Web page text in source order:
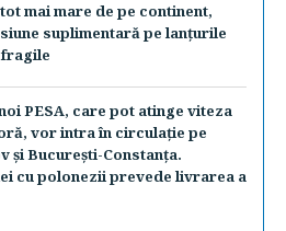
mai mare de pe continent,
suplimentară pe lanţurile
PESA, care pot atinge viteza
vor intra în circulaţie pe
şi Bucureşti-Constanţa.
cu polonezii prevede livrarea a